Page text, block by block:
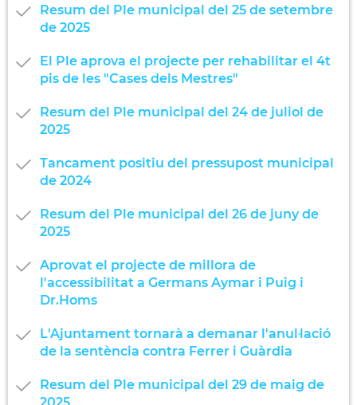
Resum del Ple municipal del 25 de setembre
de 2025
El Ple aprova el projecte per rehabilitar el 4t
pis de les "Cases dels Mestres"
Resum del Ple municipal del 24 de juliol de
2025
Tancament positiu del pressupost municipal
de 2024
Resum del Ple municipal del 26 de juny de
2025
Aprovat el projecte de millora de
l'accessibilitat a Germans Aymar i Puig i
Dr.Homs
L'Ajuntament tornarà a demanar l'anul·lació
de la sentència contra Ferrer i Guàrdia
Resum del Ple municipal del 29 de maig de